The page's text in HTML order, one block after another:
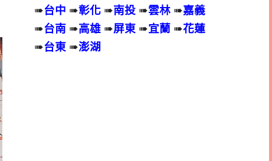
➠台中 ➠彰化 ➠南投 ➠雲林 ➠嘉義
➠台南 ➠高雄 ➠屏東 ➠宜蘭 ➠花蓮
➠台東 ➠澎湖